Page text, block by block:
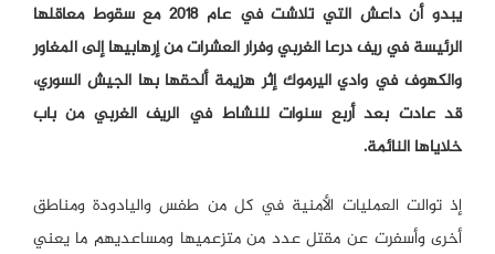
يبدو أن داعش التي تلاشت في عام ٢٠١٨ مع سقوط معاقلها
الرئيسة في ريف درعا الغربي وفرار العشرات من إرهابيها إلى المغاور
والكهوف في وادي اليرموك إثر هزيمة ألحقها بها الجيش السوري،
قد عادت بعد أربع سنوات للنشاط في الريف الغربي من باب
خلاياها النائمة.
إذ توالت العمليات الأمنية في كل من طفس واليادودة ومناطق
أخرى وأسفرت عن مقتل عدد من متزعميها ومساعديهم ما يعني